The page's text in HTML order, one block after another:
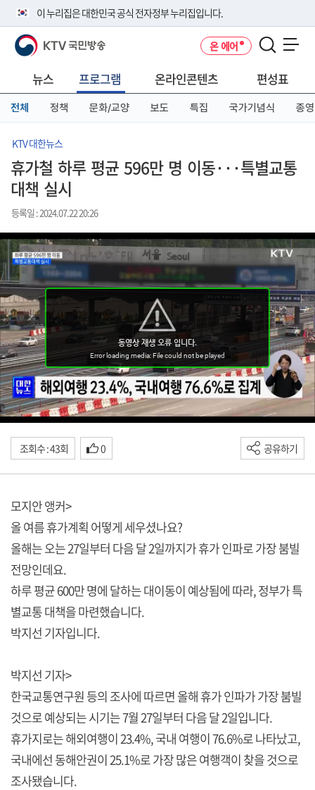
이 누리집은 대한민국 공식 전자정부 누리집입니다.
공식 누리집 주소 확인하기
니다.
이밖에 or.kr 또는 .kr등 다른 도메인 주소를 사용하고 있다면 아래 URL에
서 도메인 주소를 확인해 보세요
KTV 국민방송 온 에어
뉴스 프로그램 온라인콘텐츠 편성표
전체 정책 문화/교양 보도 특집 국가기념식 종영
KTV 대한뉴스
휴가철 하루 평균 596만 명 이동···특별교통
대책 실시
등록일 : 2024.07.22 20:26
조회수 : 43회 0 공유하기
모지안 앵커>
올 여름 휴가계획 어떻게 세우셨나요?
올해는 오는 27일부터 다음 달 2일까지가 휴가 인파로 가장 붐빌
전망인데요.
하루 평균 600만 명에 달하는 대이동이 예상됨에 따라, 정부가 특
별교통 대책을 마련했습니다.
박지선 기자입니다.
박지선 기자>
한국교통연구원 등의 조사에 따르면 올해 휴가 인파가 가장 붐빌
것으로 예상되는 시기는 7월 27일부터 다음 달 2일입니다.
휴가지로는 해외여행이 23.4%, 국내 여행이 76.6%로 나타났고,
국내에선 동해안권이 25.1%로 가장 많은 여행객이 찾을 것으로
조사됐습니다.